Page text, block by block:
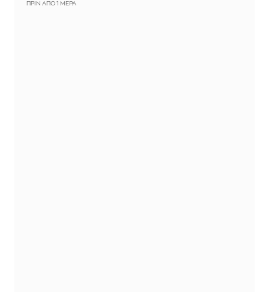
ΠΡΙΝ ΑΠΌ 1 ΜΈΡΑ